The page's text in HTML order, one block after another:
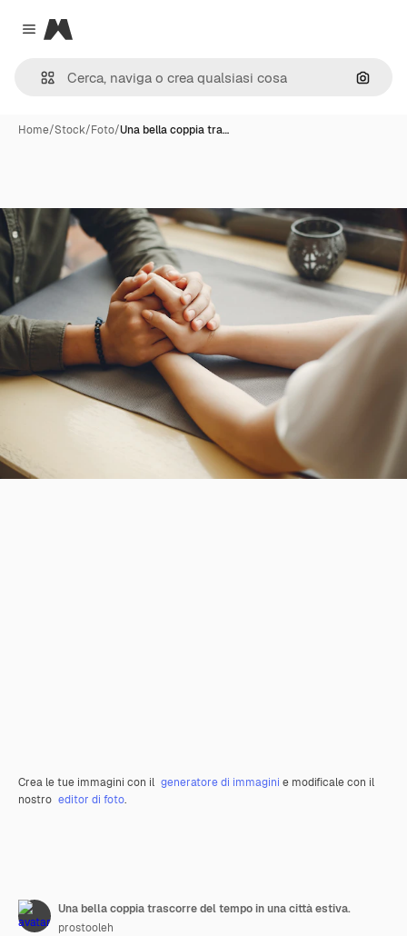
Close menu
Magnific
Cerca
Home/Stock/Foto/Una bella coppia tra…
Crea le tue immagini con il generatore di immagini e modificale con il
nostro editor di foto.
Una bella coppia trascorre del tempo in una città estiva.
prostooleh